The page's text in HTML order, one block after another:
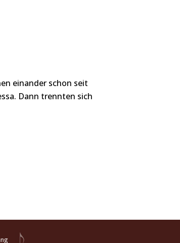
einander schon seit
Dann trennten sich